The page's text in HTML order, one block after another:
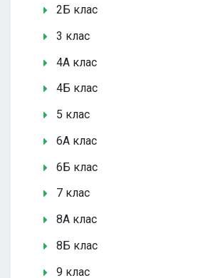
2Б клас
3 клас
4А клас
4Б клас
5 клас
6А клас
6Б клас
7 клас
8А клас
8Б клас
9 клас